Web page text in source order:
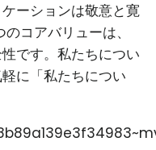
ーションは敬意と寛
コアバリューは、
です。私たちについ
に「私たちについ